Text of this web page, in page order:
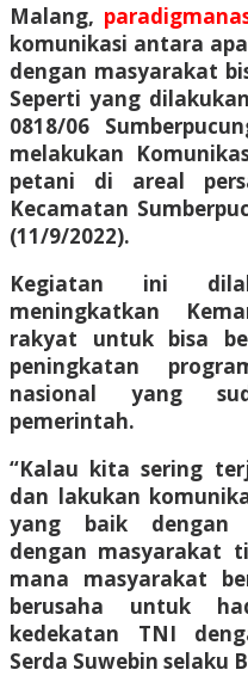
Malang,
komunikasi antara
dengan masyarakat
Seperti yang
0818/06
melakukan
petani di areal
Kecamatan
(11/9/2022).
Kegiatan ini
meningkatkan
rakyat untuk bisa
peningkatan
nasional yang
pemerintah.
“Kalau kita sering
dan lakukan
yang baik dengan
dengan masyarakat
mana masyarakat
berusaha untuk
kedekatan TNI
Serda Suwebin selaku